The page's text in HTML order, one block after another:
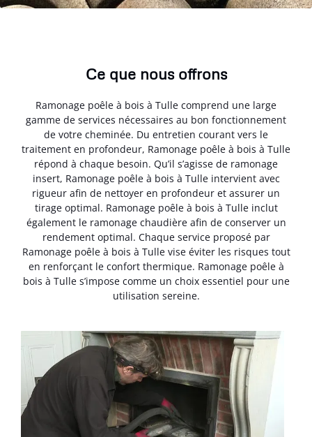
Ce que nous offrons
Ramonage poêle à bois à Tulle comprend une large
gamme de services nécessaires au bon fonctionnement
de votre cheminée. Du entretien courant vers le
traitement en profondeur, Ramonage poêle à bois à Tulle
répond à chaque besoin. Qu’il s’agisse de ramonage
insert, Ramonage poêle à bois à Tulle intervient avec
rigueur afin de nettoyer en profondeur et assurer un
tirage optimal. Ramonage poêle à bois à Tulle inclut
également le ramonage chaudière afin de conserver un
rendement optimal. Chaque service proposé par
Ramonage poêle à bois à Tulle vise éviter les risques tout
en renforçant le confort thermique. Ramonage poêle à
bois à Tulle s’impose comme un choix essentiel pour une
utilisation sereine.